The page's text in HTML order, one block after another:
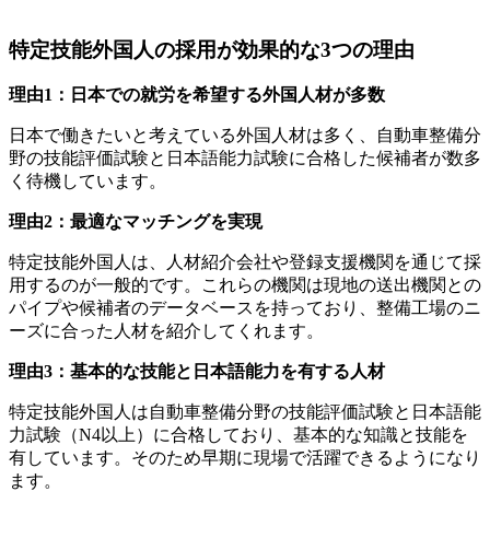
特定技能外国人の採用が効果的な3つの理由
理由1：日本での就労を希望する外国人材が多数
日本で働きたいと考えている外国人材は多く、自動車整備分
野の技能評価試験と日本語能力試験に合格した候補者が数多
く待機しています。
理由2：最適なマッチングを実現
特定技能外国人は、人材紹介会社や登録支援機関を通じて採
用するのが一般的です。これらの機関は現地の送出機関との
パイプや候補者のデータベースを持っており、整備工場のニ
ーズに合った人材を紹介してくれます。
理由3：基本的な技能と日本語能力を有する人材
特定技能外国人は自動車整備分野の技能評価試験と日本語能
力試験（N4以上）に合格しており、基本的な知識と技能を
有しています。そのため早期に現場で活躍できるようになり
ます。